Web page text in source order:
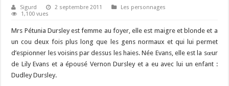
Sigurd 2 septembre 2011
Les personnages
1,100 vues
Mrs Pétunia Dursley est femme au foyer, elle est maigre et blonde et a
un cou deux fois plus long que les gens normaux et qui lui permet
d’espionner les voisins par dessus les haies. Née Evans, elle est la sœur
de Lily Evans et a épousé Vernon Dursley et a eu avec lui un enfant :
Dudley Dursley.